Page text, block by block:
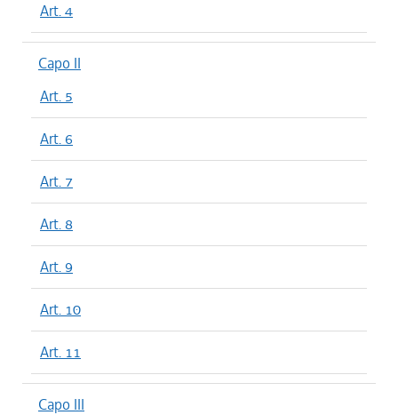
Art. 4
Capo II
Art. 5
Art. 6
Art. 7
Art. 8
Art. 9
Art. 10
Art. 11
Capo III